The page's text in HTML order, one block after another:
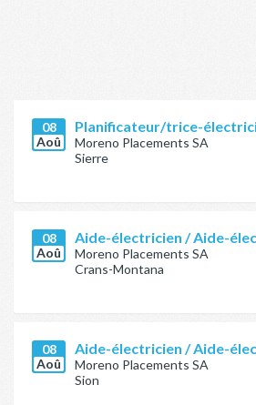
08
Aoû
Planificateur/trice-
Moreno Placements SA
Sierre
08
Aoû
Aide-électricien / Aide-
Moreno Placements SA
Crans-Montana
08
Aoû
Aide-électricien / Aide-
Moreno Placements SA
Sion